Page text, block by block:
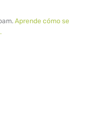
Aprende cómo se